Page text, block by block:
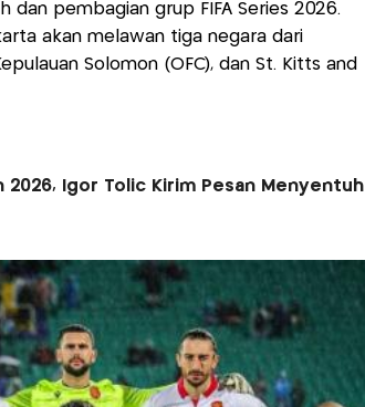
dan pembagian grup FIFA Series 2026.
akan melawan tiga negara dari
Solomon (OFC), dan St. Kitts and
2026, Igor Tolic Kirim Pesan Menyentuh